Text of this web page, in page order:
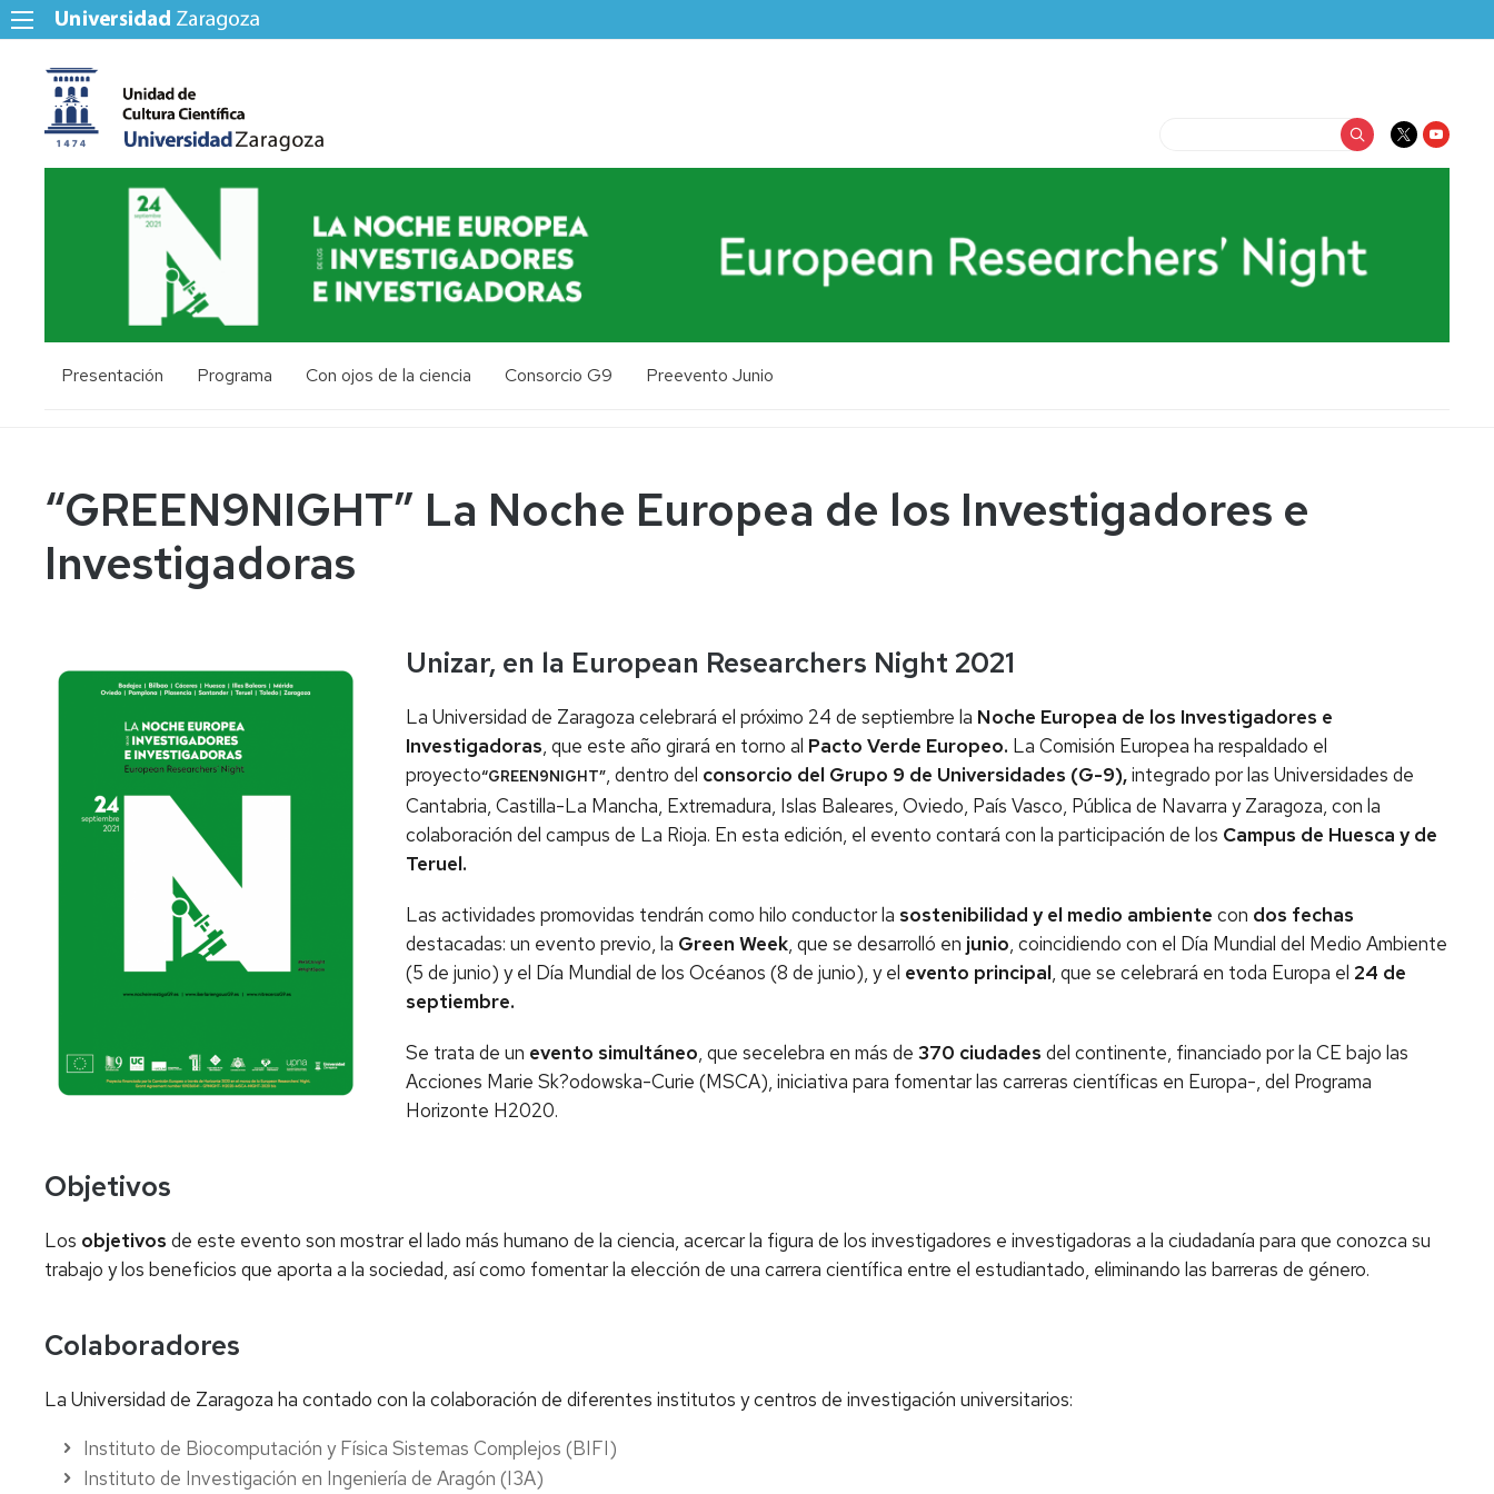
Presentación Programa
Teruel
Con ojos de la ciencia Consorcio G9 Preevento Junio
“GREEN9NIGHT” La Noche Europea de los Investigadores e
Investigadoras
Unizar, en la European Researchers Night 2021
La Universidad de Zaragoza celebrará el próximo 24 de septiembre la Noche Europea de los Investigadores e
Investigadoras, que este año girará en torno al Pacto Verde Europeo. La Comisión Europea ha respaldado el
proyecto“GREEN9NIGHT”, dentro del consorcio del Grupo 9 de Universidades (G-9),integrado por las Universidades de
Cantabria, Castilla-La Mancha, Extremadura, Islas Baleares, Oviedo, País Vasco, Pública de Navarra y Zaragoza, con la
colaboración del campus de La Rioja. En esta edición, el evento contará con la participación de los Campus de Huesca y de
Teruel.
Las actividades promovidas tendrán como hilo conductor la sostenibilidad y el medio ambiente con dos fechas
destacadas: un evento previo, la Green Week, que se desarrolló en junio, coincidiendo con el Día Mundial del Medio Ambiente
(5 de junio) y el Día Mundial de los Océanos (8 de junio), y el evento principal, que se celebrará en toda Europa el 24 de
septiembre.
Se trata de un evento simultáneo, que secelebra en más de 370 ciudades del continente, financiado por la CE bajo las
Acciones Marie Sk?odowska-Curie (MSCA), iniciativa para fomentar las carreras científicas en Europa-, del Programa
Horizonte H2020.
Objetivos
Los objetivos de este evento son mostrar el lado más humano de la ciencia, acercar la figura de los investigadores e investigadoras a la ciudadanía para que conozca su
trabajo y los beneficios que aporta a la sociedad, así como fomentar la elección de una carrera científica entre el estudiantado, eliminando las barreras de género.
Colaboradores
La Universidad de Zaragoza ha contado con la colaboración de diferentes institutos y centros de investigación universitarios:
Instituto de Biocomputación y Física Sistemas Complejos (BIFI)
Instituto de Investigación en Ingeniería de Aragón (I3A)